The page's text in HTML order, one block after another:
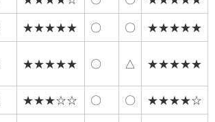
★★★★★ 〇 〇 ★★★★★
★★★★★ 〇 △ ★★★★★
★★★☆☆ 〇 〇 ★★★★☆